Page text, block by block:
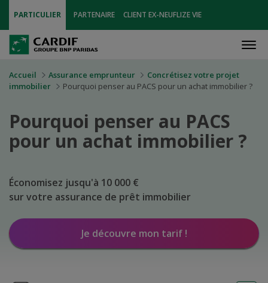
PARTICULIER PARTENAIRE CLIENT EX-NEUFLIZE VIE
Accueil Assurance emprunteur
Concrétisez votre projet
immobilier
Pourquoi penser au PACS pour un achat immobilier ?
Pourquoi penser au PACS
pour un achat immobilier ?
Économisez jusqu'à 10 000 €
sur votre assurance de prêt immobilier
Je découvre mon tarif !